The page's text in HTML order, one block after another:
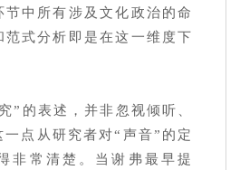
中所有涉及文化政治的命
范式分析即是在这一维度下
”的表述，并非忽视倾听、
点从研究者对“声音”的定
非常清楚。当谢弗最早提